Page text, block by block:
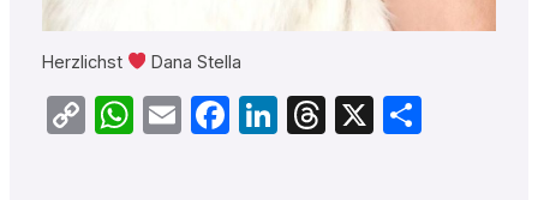
Herzlichst Dana Stella
CopyWhatsApp
EmailFacebook
LinkedIn
Threads
X Teilen